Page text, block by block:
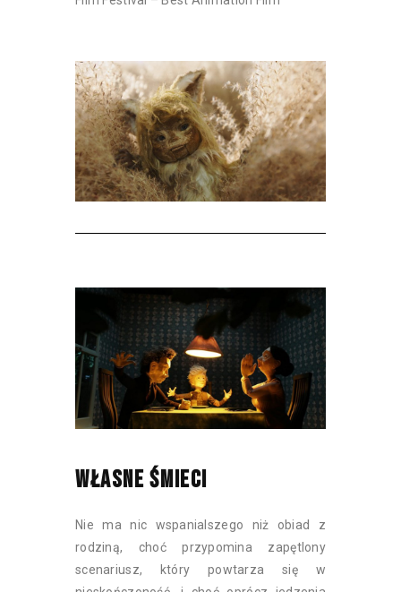
WŁASNE ŚMIECI
Nie ma nic wspanialszego niż obiad z
rodziną, choć przypomina zapętlony
scenariusz, który powtarza się w